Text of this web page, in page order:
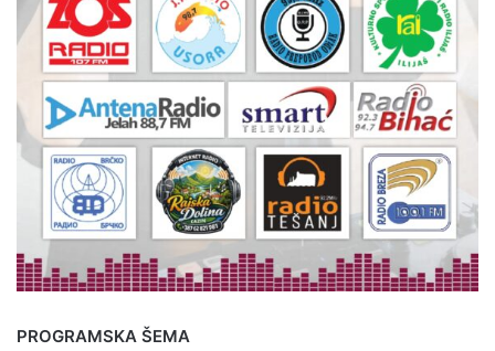
PROGRAMSKA ŠEMA